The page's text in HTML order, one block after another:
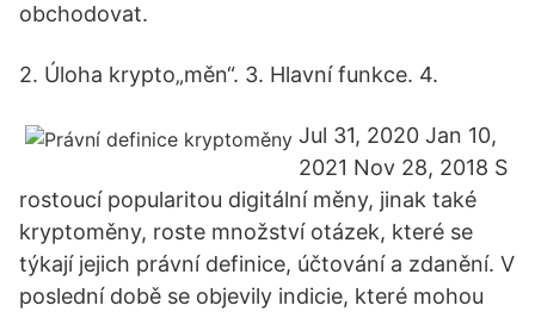
obchodovat.
2. Úloha krypto„měn“. 3. Hlavní funkce. 4.
Jul 31, 2020 Jan 10,
2021 Nov 28, 2018 S
rostoucí popularitou digitální měny, jinak také
kryptoměny, roste množství otázek, které se
týkají jejich právní definice, účtování a zdanění. V
poslední době se objevily indicie, které mohou